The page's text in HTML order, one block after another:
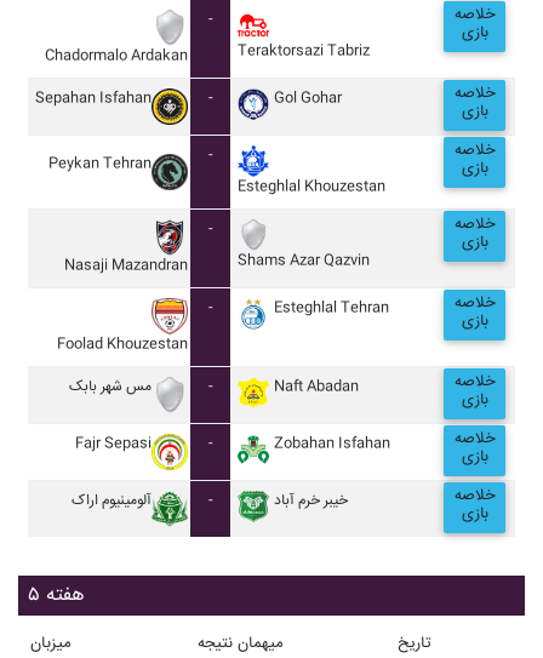
Chadormalo Ardakan
-
Teraktorsazi Tabriz
خلاصه
بازی
Sepahan Isfahan - Gol Gohar خلاصه
بازی
Peykan Tehran
-
Esteghlal Khouzestan
خلاصه
بازی
Nasaji Mazandran
-
Shams Azar Qazvin
خلاصه
بازی
Foolad Khouzestan
- Esteghlal Tehran خلاصه
بازی
مس شهر بابک - Naft Abadan خلاصه
بازی
Fajr Sepasi - Zobahan Isfahan خلاصه
بازی
آلومينيوم اراک - خيبر خرم آباد خلاصه
بازی
هفته ۵
میزبان نتیجه میهمان تاریخ